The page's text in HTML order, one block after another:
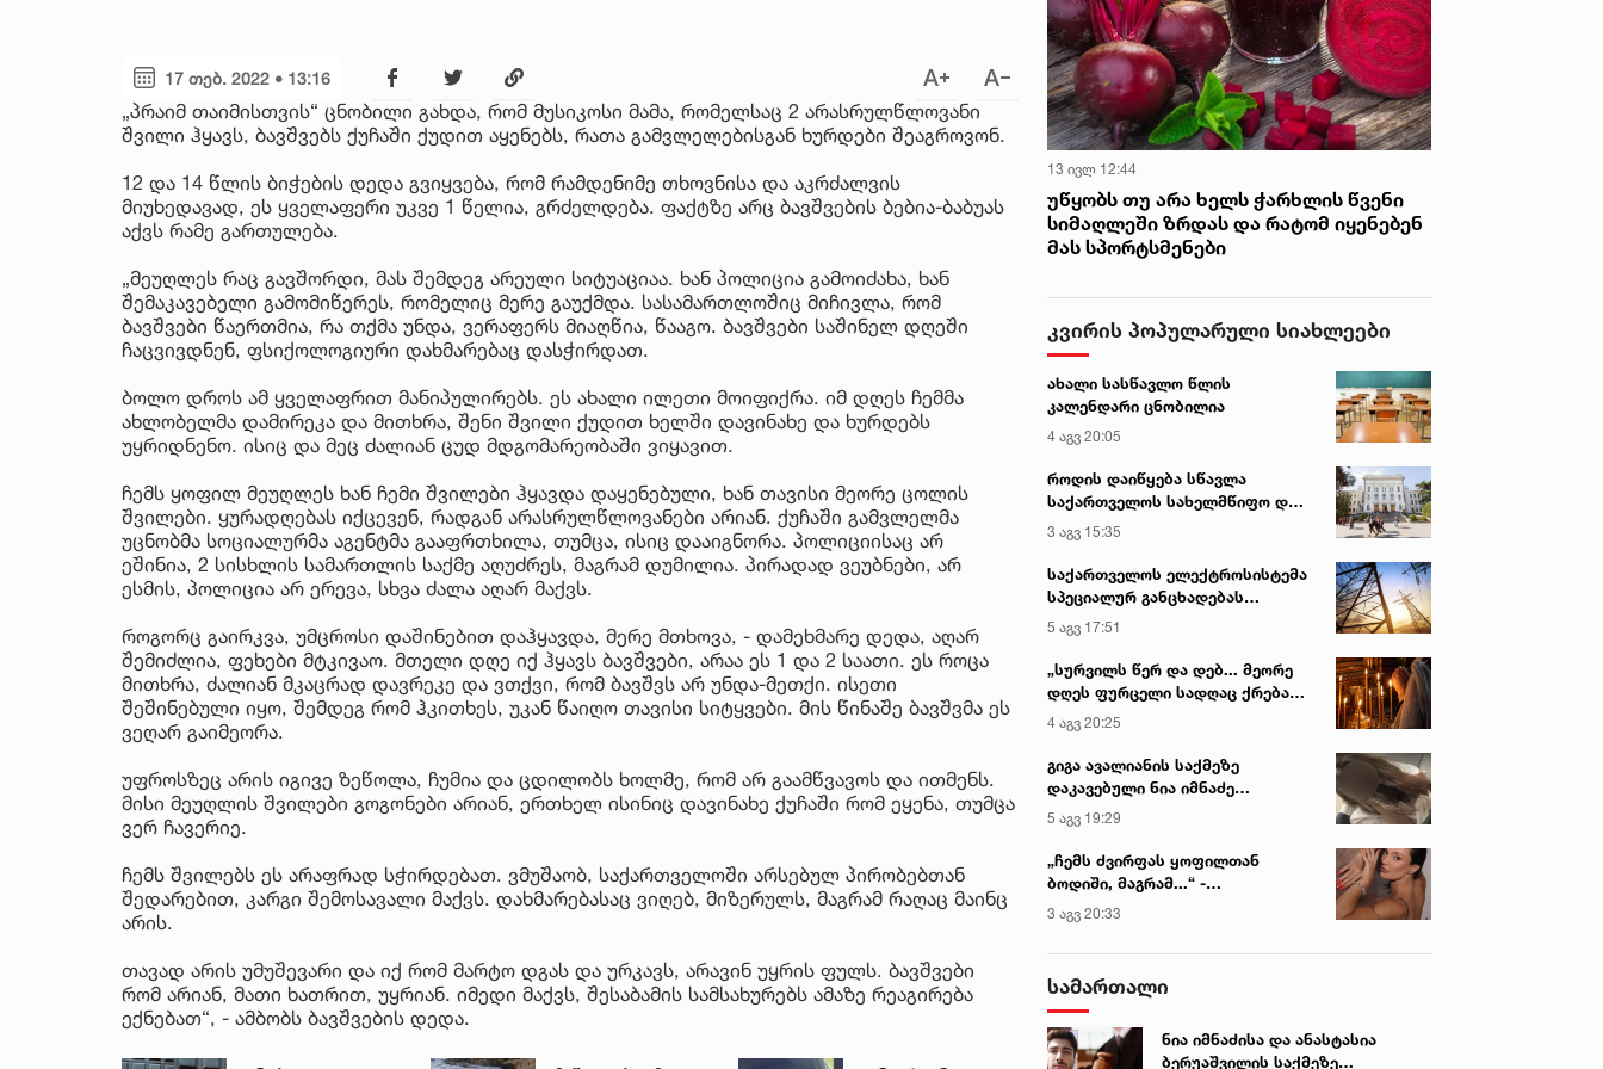
17 თებ. 2022 • 13:16
„პრაიმ თაიმისთვის“ ცნობილი გახდა, რომ მუსიკოსი მამა, რომელსაც 2 არასრულწლოვანი
შვილი ჰყავს, ბავშვებს ქუჩაში ქუდით აყენებს, რათა გამვლელებისგან ხურდები შეაგროვონ.
12 და 14 წლის ბიჭების დედა გვიყვება, რომ რამდენიმე თხოვნისა და აკრძალვის
მიუხედავად, ეს ყველაფერი უკვე 1 წელია, გრძელდება. ფაქტზე არც ბავშვების ბებია-ბაბუას
აქვს რამე გართულება.
„მეუღლეს რაც გავშორდი, მას შემდეგ არეული სიტუაციაა. ხან პოლიცია გამოიძახა, ხან
შემაკავებელი გამომიწერეს, რომელიც მერე გაუქმდა. სასამართლოშიც მიჩივლა, რომ
ბავშვები წაერთმია, რა თქმა უნდა, ვერაფერს მიაღწია, წააგო. ბავშვები საშინელ დღეში
ჩაცვივდნენ, ფსიქოლოგიური დახმარებაც დასჭირდათ.
ბოლო დროს ამ ყველაფრით მანიპულირებს. ეს ახალი ილეთი მოიფიქრა. იმ დღეს ჩემმა
ახლობელმა დამირეკა და მითხრა, შენი შვილი ქუდით ხელში დავინახე და ხურდებს
უყრიდნენო. ისიც და მეც ძალიან ცუდ მდგომარეობაში ვიყავით.
ჩემს ყოფილ მეუღლეს ხან ჩემი შვილები ჰყავდა დაყენებული, ხან თავისი მეორე ცოლის
შვილები. ყურადღებას იქცევენ, რადგან არასრულწლოვანები არიან. ქუჩაში გამვლელმა
უცნობმა სოციალურმა აგენტმა გააფრთხილა, თუმცა, ისიც დააიგნორა. პოლიციისაც არ
ეშინია, 2 სისხლის სამართლის საქმე აღუძრეს, მაგრამ დუმილია. პირადად ვეუბნები, არ
ესმის, პოლიცია არ ერევა, სხვა ძალა აღარ მაქვს.
როგორც გაირკვა, უმცროსი დაშინებით დაჰყავდა, მერე მთხოვა, - დამეხმარე დედა, აღარ
შემიძლია, ფეხები მტკივაო. მთელი დღე იქ ჰყავს ბავშვები, არაა ეს 1 და 2 საათი. ეს როცა
მითხრა, ძალიან მკაცრად დავრეკე და ვთქვი, რომ ბავშვს არ უნდა-მეთქი. ისეთი
შეშინებული იყო, შემდეგ რომ ჰკითხეს, უკან წაიღო თავისი სიტყვები. მის წინაშე ბავშვმა ეს
ვეღარ გაიმეორა.
უფროსზეც არის იგივე ზეწოლა, ჩუმია და ცდილობს ხოლმე, რომ არ გაამწვავოს და ითმენს.
მისი მეუღლის შვილები გოგონები არიან, ერთხელ ისინიც დავინახე ქუჩაში რომ ეყენა, თუმცა
ვერ ჩავერიე.
ჩემს შვილებს ეს არაფრად სჭირდებათ. ვმუშაობ, საქართველოში არსებულ პირობებთან
შედარებით, კარგი შემოსავალი მაქვს. დახმარებასაც ვიღებ, მიზერულს, მაგრამ რაღაც მაინც
არის.
თავად არის უმუშევარი და იქ რომ მარტო დგას და ურკავს, არავინ უყრის ფულს. ბავშვები
რომ არიან, მათი ხათრით, უყრიან. იმედი მაქვს, შესაბამის სამსახურებს ამაზე რეაგირება
ექნებათ“, - ამბობს ბავშვების დედა.
13 ივლ 12:44
უწყობს თუ არა ხელს ჭარხლის წვენი
სიმაღლეში ზრდას და რატომ იყენებენ
მას სპორტსმენები
კვირის პოპულარული სიახლეები
ახალი სასწავლო წლის
კალენდარი ცნობილია
4 აგვ 20:05
როდის დაიწყება სწავლა
საქართველოს სახელმწიფო და
კერძო უნივერსიტეტებში
3 აგვ 15:35
საქართველოს ელექტროსისტემა
სპეციალურ განცხადებას
ავრცელებს
5 აგვ 17:51
„სურვილს წერ და დებ... მეორე
დღეს ფურცელი სადღაც ქრება
და სურვილი სრულდება...“ -
სასწაულმოქმედი ტაძარი შიდა
ქართლში
4 აგვ 20:25
გიგა ავალიანის საქმეზე
დაკავებული ნია იმნაძე
კლინიკაში გადაჰყავთ
5 აგვ 19:29
„ჩემს ძვირფას ყოფილთან
ბოდიში, მაგრამ...“ -
ალექსანდრა პაიჭაძის
გულწრფელი აღიარება
3 აგვ 20:33
სამართალი
ნია იმნაძისა და ანასტასია
ბერუაშვილის საქმეზე